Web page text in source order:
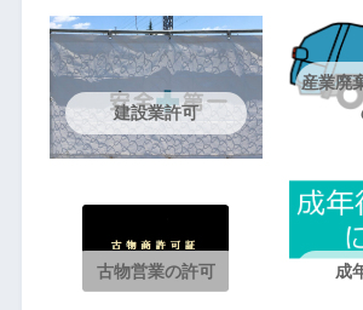
建設業許可
産業廃
古物営業の許可 成